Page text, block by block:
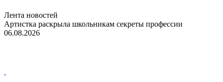
Лента новостей
Артистка раскрыла школьникам секреты профессии
06.08.2026